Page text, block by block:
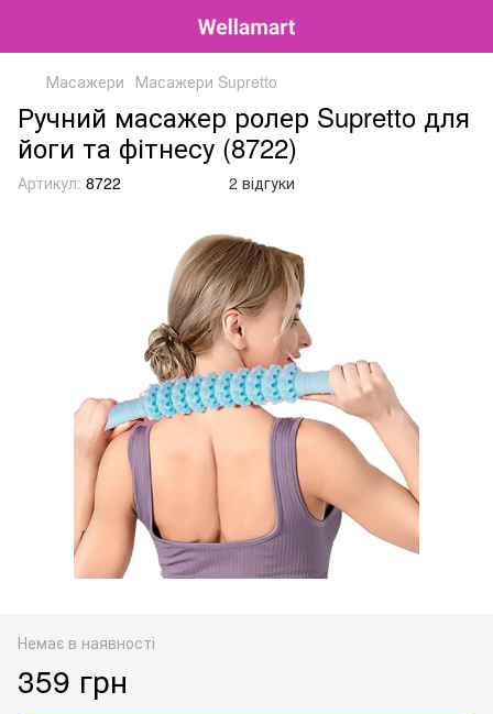
Масажери Масажери Supretto
Ручний масажер ролер Supretto для
йоги та фітнесу (8722)
Артикул: 8722 2 відгуки
Немає в наявності
359 грн